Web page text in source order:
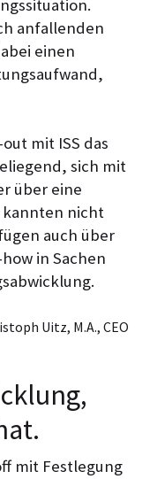
anfallenden
einen
mit ISS das
sich mit
über eine
kannten nicht
auch über
in Sachen
Uitz, M.A., CEO
mit Festlegung